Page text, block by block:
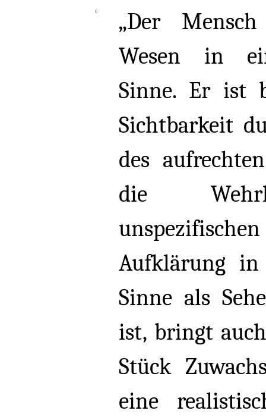
„Der
Wesen in
Sinne. Er ist
Sichtbarkeit
des
die
Aufklärung in
Sinne als
ist, bringt
Stück
eine